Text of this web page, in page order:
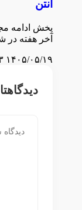
آنتن
پخش ادامه
آخر هفته در
۱۴۰۵/۰۵/۱۹ ۱۲:۰۳